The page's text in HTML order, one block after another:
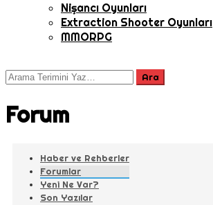
Nişancı Oyunları
Extraction Shooter Oyunları
MMORPG
Forum
Haber ve Rehberler
Forumlar
Yeni Ne Var?
Son Yazılar